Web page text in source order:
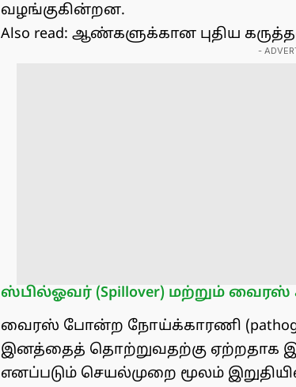
வழங்குகின்றன.
Also read: ஆண்களுக்கான புதிய
-
ஸ்பில்ஓவர் (Spillover) மற்றும் வைரஸ்
வைரஸ் போன்ற நோய்க்காரணி
இனத்தைத் தொற்றுவதற்கு ஏற்றதாக
எனப்படும் செயல்முறை மூலம்